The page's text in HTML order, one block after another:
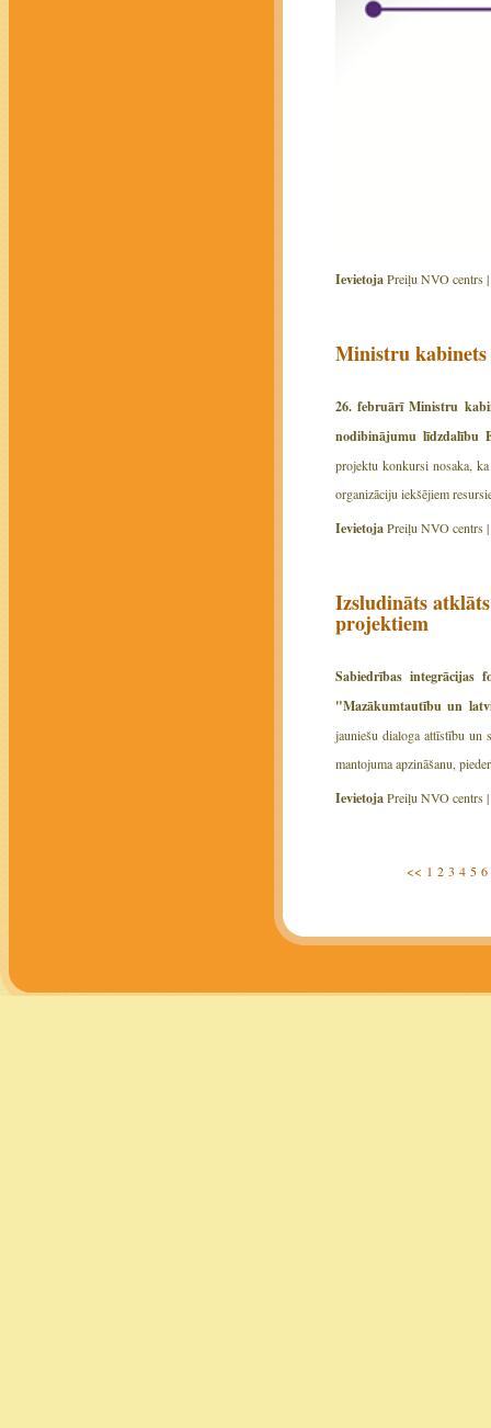
IevietojaPreiļu NVO centrs |
Ministru
26. februārī Ministru
nodibinājumu līdzdalību
projektu konkursi nosaka,
organizāciju iekšējiem
IevietojaPreiļu NVO centrs |
Izsludināts
projektiem
Sabiedrības integrācijas
"Mazākumtautību un
jauniešu dialoga attīstību un
mantojuma apzināšanu,
IevietojaPreiļu NVO centrs |
<< 1 2 3 4 5 6